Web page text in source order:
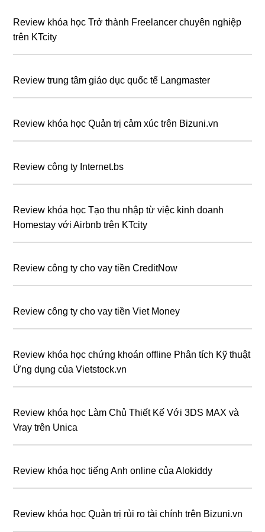
Review khóa học Trở thành Freelancer chuyên nghiệp
trên KTcity
Review trung tâm giáo dục quốc tế Langmaster
Review khóa học Quản trị cảm xúc trên Bizuni.vn
Review công ty Internet.bs
Review khóa học Tạo thu nhập từ việc kinh doanh
Homestay với Airbnb trên KTcity
Review công ty cho vay tiền CreditNow
Review công ty cho vay tiền Viet Money
Review khóa học chứng khoán offline Phân tích Kỹ thuật
Ứng dụng của Vietstock.vn
Review khóa học Làm Chủ Thiết Kế Với 3DS MAX và
Vray trên Unica
Review khóa học tiếng Anh online của Alokiddy
Review khóa học Quản trị rủi ro tài chính trên Bizuni.vn